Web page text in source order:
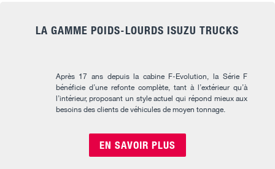
LA GAMME POIDS-LOURDS ISUZU TRUCKS
Après 17 ans depuis la cabine F-Evolution, la Série F
bénéficie d’une refonte complète, tant à l’extérieur qu’à
l’intérieur, proposant un style actuel qui répond mieux aux
besoins des clients de véhicules de moyen tonnage.
EN SAVOIR PLUS